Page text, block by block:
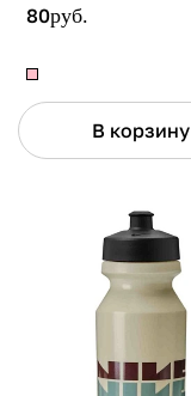
80руб.
В корзину